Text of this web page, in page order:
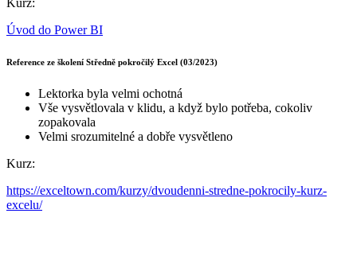
Kurz:
Úvod do Power BI
Reference ze školení Středně pokročilý Excel (03/2023)
Lektorka byla velmi ochotná
Vše vysvětlovala v klidu, a když bylo potřeba, cokoliv
zopakovala
Velmi srozumitelné a dobře vysvětleno
Kurz:
https://exceltown.com/kurzy/dvoudenni-stredne-pokrocily-kurz-
excelu/